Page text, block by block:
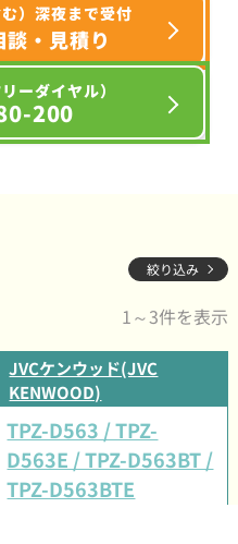
）深夜まで受付
・見積り
ーダイヤル）
200
絞り込み
1～3件を表示
JVCケンウッド(JVC
KENWOOD)
TPZ-D563 / TPZ-
D563E / TPZ-D563BT /
TPZ-D563BTE